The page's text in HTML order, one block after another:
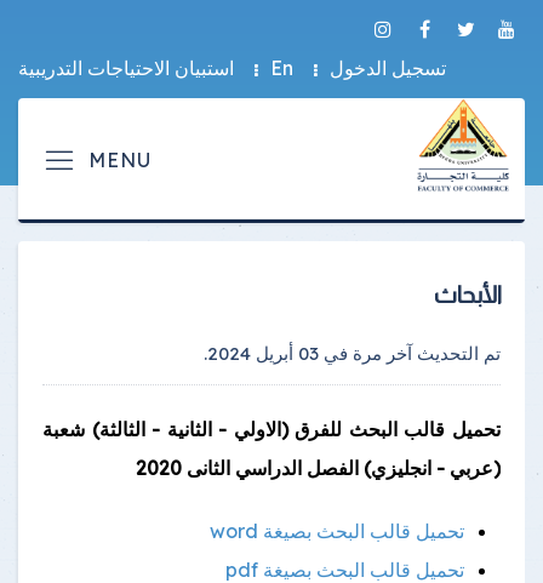
تسجيل الدخول En استبيان الاحتياجات التدريبية
الأبحاث
تم التحديث آخر مرة في 03 أبريل 2024 .
تحميل قالب البحث للفرق (الاولي - الثانية - الثالثة) شعبة
(عربي - انجليزي) الفصل الدراسي الثانى 2020
تحميل قالب البحث بصيغة word
تحميل قالب البحث بصيغة pdf